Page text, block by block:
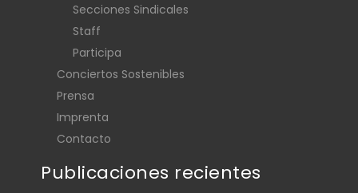
Secciones Sindicales
Staff
Participa
Conciertos Sostenibles
Prensa
Imprenta
Contacto
Publicaciones recientes